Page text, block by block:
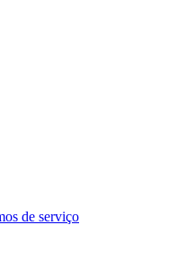
de serviço